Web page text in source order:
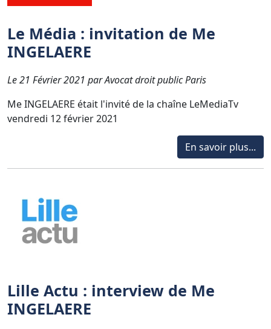
Le Média : invitation de Me
INGELAERE
Le 21 Février 2021 par Avocat droit public Paris
Me INGELAERE était l'invité de la chaîne LeMediaTv
vendredi 12 février 2021
En savoir plus...
Lille Actu : interview de Me
INGELAERE